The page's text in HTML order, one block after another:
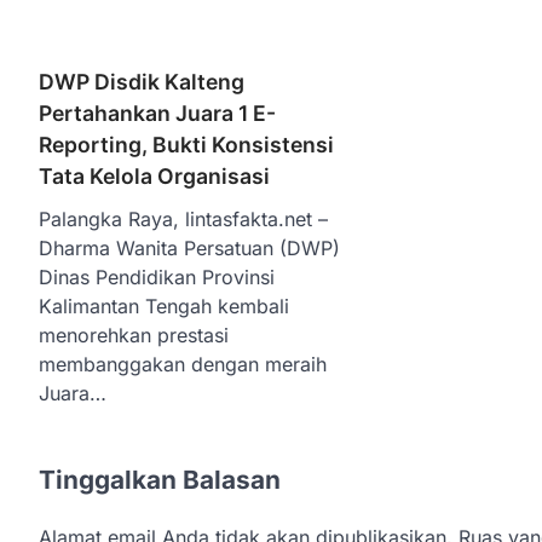
DWP Disdik Kalteng
Pertahankan Juara 1 E-
Reporting, Bukti Konsistensi
Tata Kelola Organisasi
Palangka Raya, lintasfakta.net –
Dharma Wanita Persatuan (DWP)
Dinas Pendidikan Provinsi
Kalimantan Tengah kembali
menorehkan prestasi
membanggakan dengan meraih
Juara…
Tinggalkan Balasan
Alamat email Anda tidak akan dipublikasikan. Ruas